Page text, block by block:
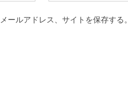
ールアドレス、サイトを保存する。